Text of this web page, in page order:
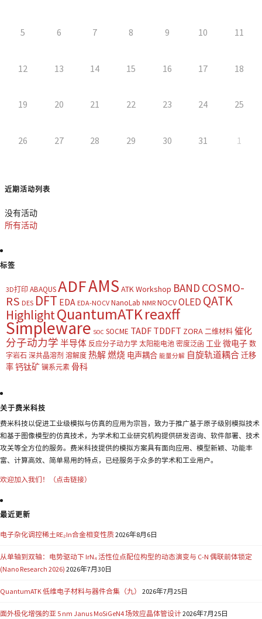
5 6 7 8 9 10 11
12 13 14 15 16 17 18
19 20 21 22 23 24 25
26 27 28 29 30 31 1
近期活动列表
没有活动
所有活动
标签
3D打印 ABAQUSADFAMS ATK Workshop BAND COSMO-
RS DES DFT EDA EDA-NOCV NanoLab NMR NOCVOLED QATK
HighlightQuantumATKreaxff
Simpleware SOC SOCME TADF TDDFT ZORA 二维材料 催化
分子动力学 半导体 反应分子动力学 太阳能电池 密度泛函 工业 微电子 数
字岩石 深共晶溶剂 溶解度 热解燃烧 电声耦合 能量分解 自旋轨道耦合迁移
率钙钛矿 镧系元素 骨科
关于费米科技
费米科技以促进工业级模拟与仿真的应用为宗旨，致力于推广基于原子级别模拟技术
和基于图像模型的仿真技术，为学术和工业研究机构提供研发咨询、软件部署、技术
攻关等全方位的服务。费米科技提供的模拟方案具有面向应用、模型新颖、功能丰
富、计算高效、简单易用的特点，已经服务于众多的学术和工业用户。
欢迎加入我们！（点击链接）
最近更新
电子杂化调控稀土RE₂In合金相变性质2026年8月6日
从单轴到双轴：电势驱动下 IrN₄ 活性位点配位构型的动态演变与 C-N 偶联前体锁定
(Nano Research 2026) 2026年7月30日
QuantumATK 低维电子材料与器件合集（九） 2026年7月25日
面外极化增强的亚 5 nm Janus MoSiGeN4 场效应晶体管设计2026年7月25日